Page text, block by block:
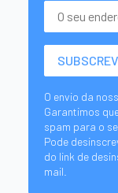
O envio da
Garantimos
spam para o
Pode
do link de
mail.